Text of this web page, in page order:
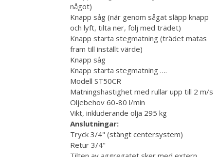
något)
Knapp såg (när genom sågat släpp knapp
och lyft, tilta ner, följ med trädet)
Knapp starta stegmatning (trädet matas
fram till inställt värde)
Knapp såg
Knapp starta stegmatning ….
Modell ST50CR
Matningshastighet med rullar upp till 2 m/s
Oljebehov 60-80 l/min
Vikt, inkluderande olja 295 kg
Anslutningar:
Tryck 3/4" (stängt centersystem)
Retur 3/4"